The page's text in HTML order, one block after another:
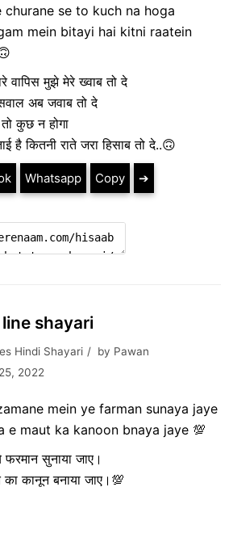
churane se to kuch na hoga
mein bitayi hai kitni raatein
वापिस मुझे मेरे ख्वाब तो दे
अब जवाब तो दे
कुछ न होगा
है कितनी राते जरा हिसाब तो दे..🙃
Whatsapp Copy ➔
shayari
Hindi Shayari by Pawan
2022
mein ye farman sunaya jaye
e maut ka kanoon bnaya jaye 💯
सुनाया जाए।
कानून बनाया जाए।💯